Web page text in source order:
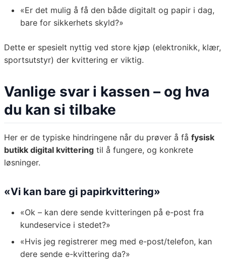
«Er det mulig å få den både digitalt og papir i dag,
bare for sikkerhets skyld?»
Dette er spesielt nyttig ved store kjøp (elektronikk, klær,
sportsutstyr) der kvittering er viktig.
Vanlige svar i kassen – og hva
du kan si tilbake
Her er de typiske hindringene når du prøver å få fysisk
butikk digital kvittering til å fungere, og konkrete
løsninger.
«Vi kan bare gi papirkvittering»
«Ok – kan dere sende kvitteringen på e-post fra
kundeservice i stedet?»
«Hvis jeg registrerer meg med e-post/telefon, kan
dere sende e-kvittering da?»